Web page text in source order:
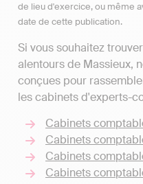
de lieu d'exercice, ou même
date de cette publication.
Si vous souhaitez
alentours de Massieux,
conçues pour
les cabinets d'experts-
Cabinets
Cabinets
Cabinets
Cabinets